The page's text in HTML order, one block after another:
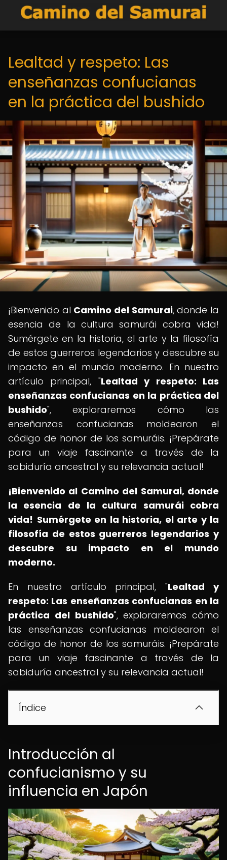
Lealtad y respeto: Las
enseñanzas confucianas
en la práctica del bushido
¡Bienvenido al Camino del Samurai, donde la
esencia de la cultura samurái cobra vida!
Sumérgete en la historia, el arte y la filosofía
de estos guerreros legendarios y descubre su
impacto en el mundo moderno. En nuestro
artículo principal, "Lealtad y respeto: Las
enseñanzas confucianas en la práctica del
bushido", exploraremos cómo las
enseñanzas confucianas moldearon el
código de honor de los samuráis. ¡Prepárate
para un viaje fascinante a través de la
sabiduría ancestral y su relevancia actual!
¡Bienvenido al Camino del Samurai, donde
la esencia de la cultura samurái cobra
vida! Sumérgete en la historia, el arte y la
filosofía de estos guerreros legendarios y
descubre su impacto en el mundo
moderno.
En nuestro artículo principal, "Lealtad y
respeto: Las enseñanzas confucianas en la
práctica del bushido", exploraremos cómo
las enseñanzas confucianas moldearon el
código de honor de los samuráis. ¡Prepárate
para un viaje fascinante a través de la
sabiduría ancestral y su relevancia actual!
Índice
Introducción al
confucianismo y su
influencia en Japón